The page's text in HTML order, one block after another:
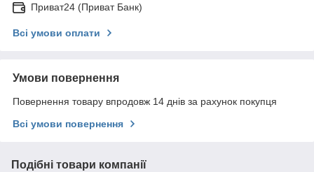
Приват24 (Приват Банк)
Всі умови оплати
Умови повернення
Повернення товару впродовж 14 днів за рахунок покупця
Всі умови повернення
Подібні товари компанії